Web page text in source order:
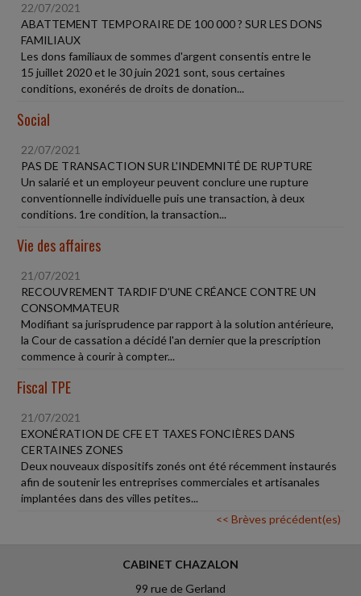
22/07/2021
ABATTEMENT TEMPORAIRE DE 100 000 ? SUR LES DONS
FAMILIAUX
Les dons familiaux de sommes d'argent consentis entre le
15 juillet 2020 et le 30 juin 2021 sont, sous certaines
conditions, exonérés de droits de donation...
Social
22/07/2021
PAS DE TRANSACTION SUR L'INDEMNITÉ DE RUPTURE
Un salarié et un employeur peuvent conclure une rupture
conventionnelle individuelle puis une transaction, à deux
conditions. 1re condition, la transaction...
Vie des affaires
21/07/2021
RECOUVREMENT TARDIF D'UNE CRÉANCE CONTRE UN
CONSOMMATEUR
Modifiant sa jurisprudence par rapport à la solution antérieure,
la Cour de cassation a décidé l'an dernier que la prescription
commence à courir à compter...
Fiscal TPE
21/07/2021
EXONÉRATION DE CFE ET TAXES FONCIÈRES DANS
CERTAINES ZONES
Deux nouveaux dispositifs zonés ont été récemment instaurés
afin de soutenir les entreprises commerciales et artisanales
implantées dans des villes petites...
<< Brèves précédent(es)
CABINET CHAZALON
99 rue de Gerland